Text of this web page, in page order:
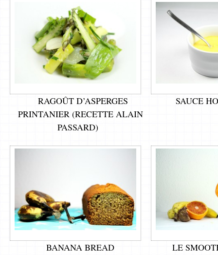
RAGOÛT D’ASPERGES
PRINTANIER (RECETTE ALAIN
PASSARD)
SAUCE
BANANA BREAD LE